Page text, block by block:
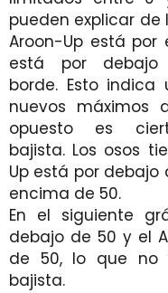
pueden explicar
Aroon-Up está por
está por
borde. Esto indica
nuevos máximos
opuesto es
bajista. Los osos
Up está por debajo
encima de 50.
En el siguiente
debajo de 50 y el
de 50, lo que no
bajista.